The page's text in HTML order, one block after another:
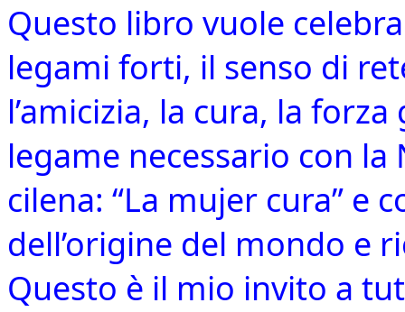
Questo libro vuole
legami forti, il senso di
l’amicizia, la cura, la
legame necessario con
cilena: “La mujer cura” e
dell’origine del mondo e
Questo è il mio invito a